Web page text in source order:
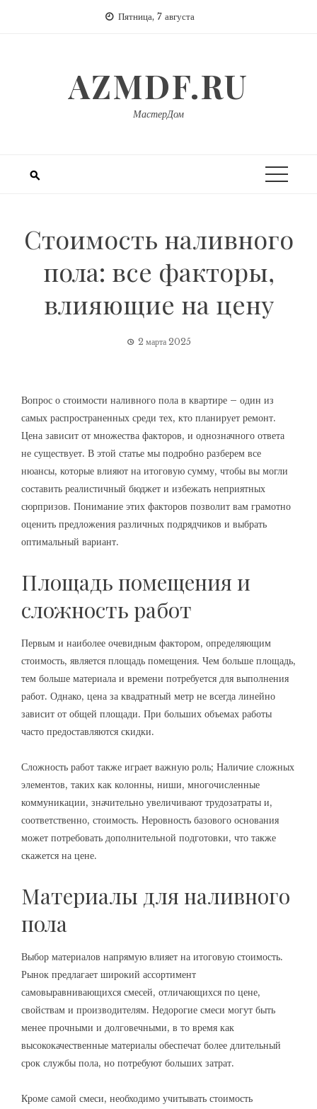
Пятница, 7 августа
AZMDF.RU
МастерДом
Стоимость наливного
пола: все факторы,
влияющие на цену
2 марта 2025
Вопрос о стоимости наливного пола в квартире – один из
самых распространенных среди тех, кто планирует ремонт.
Цена зависит от множества факторов, и однозначного ответа
не существует. В этой статье мы подробно разберем все
нюансы, которые влияют на итоговую сумму, чтобы вы могли
составить реалистичный бюджет и избежать неприятных
сюрпризов. Понимание этих факторов позволит вам грамотно
оценить предложения различных подрядчиков и выбрать
оптимальный вариант.
Площадь помещения и
сложность работ
Первым и наиболее очевидным фактором, определяющим
стоимость, является площадь помещения. Чем больше площадь,
тем больше материала и времени потребуется для выполнения
работ. Однако, цена за квадратный метр не всегда линейно
зависит от общей площади. При больших объемах работы
часто предоставляются скидки.
Сложность работ также играет важную роль; Наличие сложных
элементов, таких как колонны, ниши, многочисленные
коммуникации, значительно увеличивают трудозатраты и,
соответственно, стоимость. Неровность базового основания
может потребовать дополнительной подготовки, что также
скажется на цене.
Материалы для наливного
пола
Выбор материалов напрямую влияет на итоговую стоимость.
Рынок предлагает широкий ассортимент
самовыравнивающихся смесей, отличающихся по цене,
свойствам и производителям. Недорогие смеси могут быть
менее прочными и долговечными, в то время как
высококачественные материалы обеспечат более длительный
срок службы пола, но потребуют больших затрат.
Кроме самой смеси, необходимо учитывать стоимость